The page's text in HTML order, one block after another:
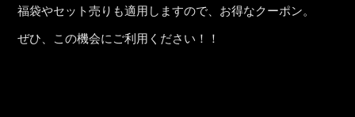
福袋やセット売りも適用しますので、お得なクーポン。
ぜひ、この機会にご利用ください！！